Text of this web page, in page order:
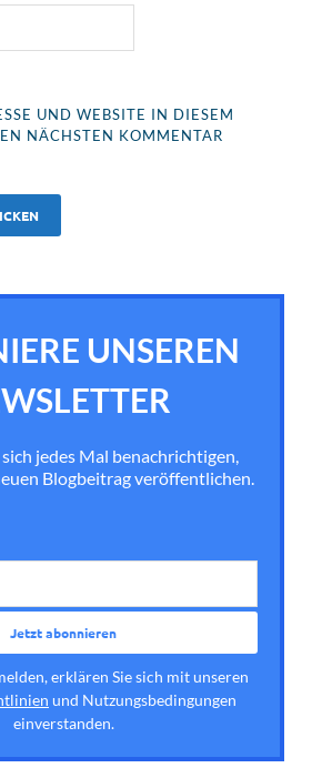
UND WEBSITE IN DIESEM
NÄCHSTEN KOMMENTAR
UNSEREN
sich jedes Mal benachrichtigen,
Blogbeitrag veröffentlichen.
erklären Sie sich mit unseren
und Nutzungsbedingungen
einverstanden.